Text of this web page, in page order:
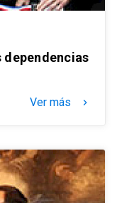
dependencias
Ver más keyboard_arrow_right